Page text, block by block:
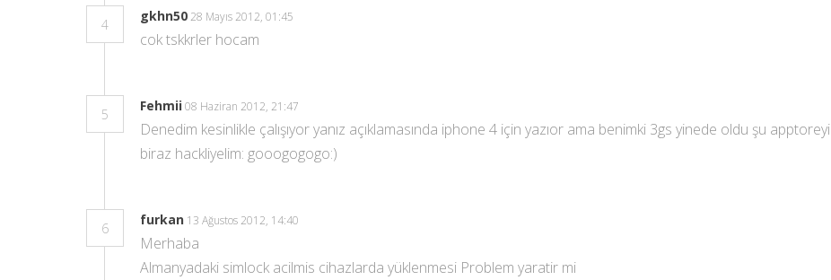
4
gkhn50 28 Mayıs 2012, 01:45
cok tskkrler hocam
5
Fehmii08 Haziran 2012, 21:47
Denedim kesinlikle çalışıyor yanız açıklamasında iphone 4 için yazıor ama benimki 3gs yinede oldu şu apptoreyi
biraz hackliyelim: gooogogogo:)
6
furkan 13 Ağustos 2012, 14:40
Merhaba
Almanyadaki simlock acilmis cihazlarda yüklenmesi Problem yaratir mi